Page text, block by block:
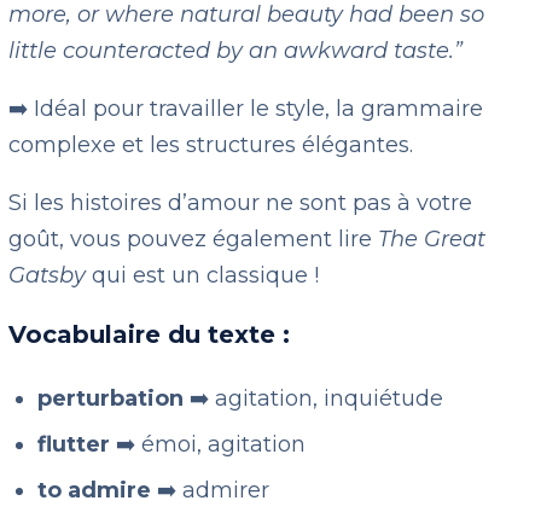
more, or where natural beauty had been so
little counteracted by an awkward taste.”
➡️ Idéal pour travailler le style, la grammaire
complexe et les structures élégantes.
Si les histoires d’amour ne sont pas à votre
goût, vous pouvez également lire The Great
Gatsbyqui est un classique !
Vocabulaire du texte :
perturbation ➡️ agitation, inquiétude
flutter ➡️ émoi, agitation
to admire ➡️ admirer